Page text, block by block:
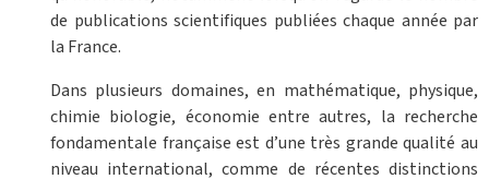
de publications scientifiques publiées chaque année par
la France.
Dans plusieurs domaines, en mathématique, physique,
chimie biologie, économie entre autres, la recherche
fondamentale française est d’une très grande qualité au
niveau international, comme de récentes distinctions